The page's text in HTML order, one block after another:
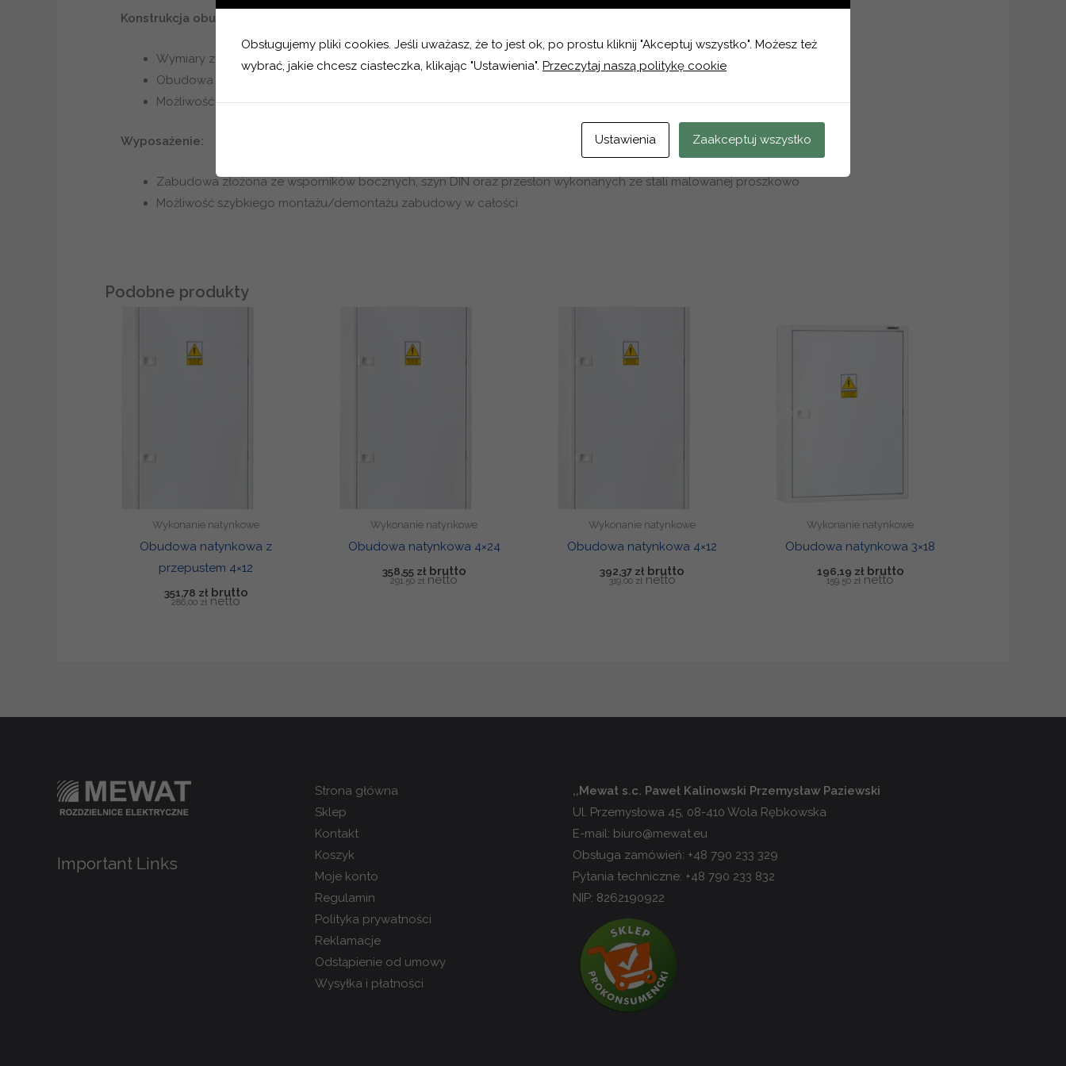
Konstrukcja obudowy:
Wymiary zewnętrzne (SxWxG) – 300x550x125
Obudowa wykonana z blachy stalowej pokrytej lakierem proszkowym
Możliwość swobodnej zmiany kierunku otwierania drzwi
Wyposażenie:
Zabudowa złożona ze wsporników bocznych, szyn DIN oraz przesłon wykonanych ze stali malowanej proszkowo
Możliwość szybkiego montażu/demontażu zabudowy w całości
Podobne produkty
Wykonanie natynkowe
Obudowa natynkowa z
przepustem 4×12
351,78 zł
286,00 zł
Wykonanie natynkowe
Obudowa natynkowa 4×24
358,55 zł
291,50 zł
Wykonanie natynkowe
Obudowa natynkowa 4×12
392,37 zł
319,00 zł
Wykonanie natynkowe
Obudowa natynkowa 3×18
196,19 zł
159,50 zł
Important Links
Strona główna
Sklep
Kontakt
Koszyk
Moje konto
Regulamin
Polityka prywatności
Reklamacje
Odstąpienie od umowy
Wysyłka i płatności
,,Mewat s.c. Paweł Kalinowski Przemysław Paziewski
Ul. Przemysłowa 45, 08-410 Wola Rębkowska
E-mail: biuro@mewat.eu
Obsługa zamówień: +48 790 233 329
Pytania techniczne: +48 790 233 832
NIP: 8262190922
Obsługujemy pliki cookies. Jeśli uważasz, że to jest ok, po prostu kliknij "Akceptuj wszystko". Możesz też
wybrać, jakie chcesz ciasteczka, klikając "Ustawienia". Przeczytaj naszą politykę cookie
Ustawienia Zaakceptuj wszystko